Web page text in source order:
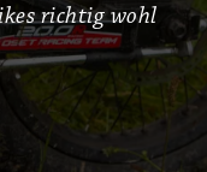
richtig wohl